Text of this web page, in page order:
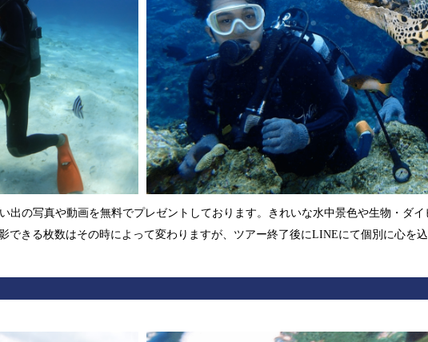
出の写真や動画を無料でプレゼントしております。きれいな水中景色や生物・ダ
できる枚数はその時によって変わりますが、ツアー終了後にLINEにて個別に心を